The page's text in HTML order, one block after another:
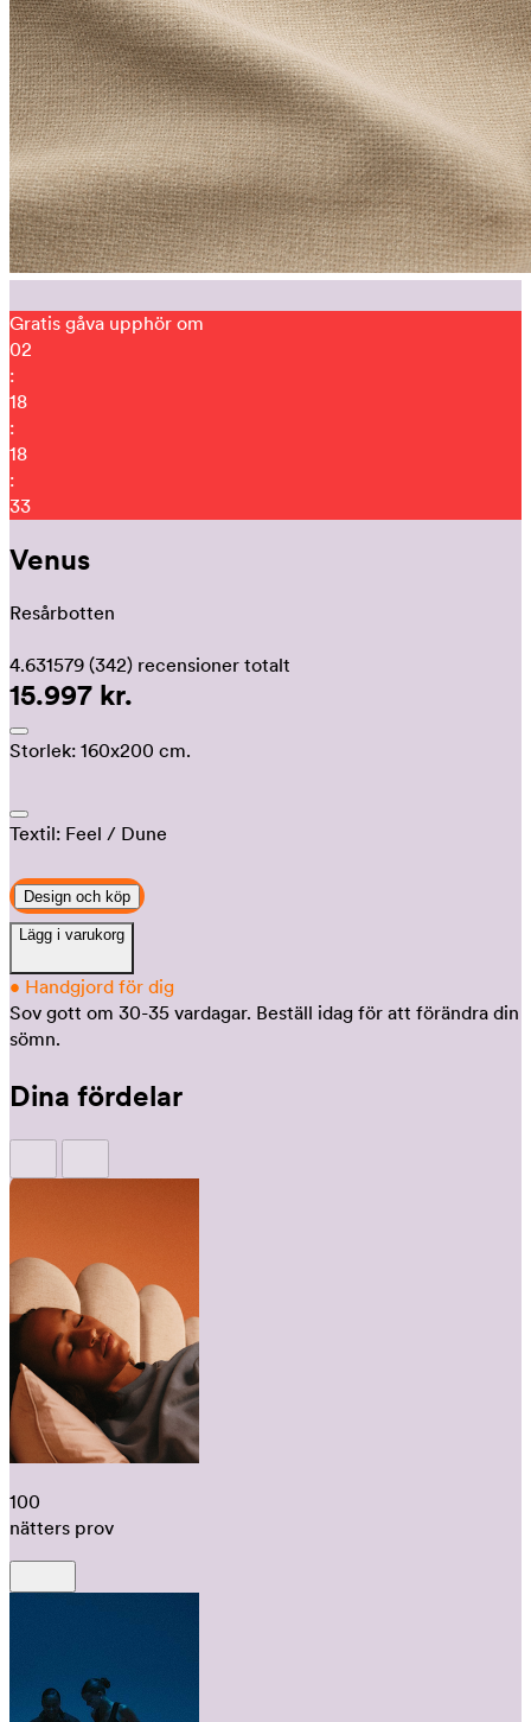
Gratis gåva upphör om
02
:
18
:
18
:
28
Venus
Resårbotten
4.631579 (342) recensioner totalt
15.997 kr.
Storlek: 160x200 cm.
Textil: Feel / Dune
Design och köp
Lägg i varukorg
• Handgjord för dig
Sov gott om 30-35 vardagar. Beställ idag för att förändra din
sömn.
Dina fördelar
100
nätters prov